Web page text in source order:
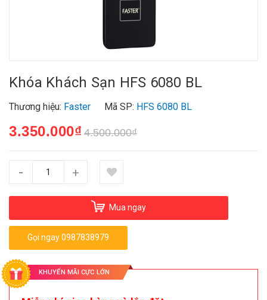
Khóa Khách Sạn HFS 6080 BL
Thương hiệu: Faster Mã SP: HFS 6080 BL
3.350.000₫ 4.500.000₫
- +
Mua ngay
Gọi ngay 0987838979
KHUYẾN MÃI CỰC LỚN